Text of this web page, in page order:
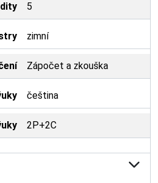
5
zimní
Zápočet a zkouška
čeština
2P+2C